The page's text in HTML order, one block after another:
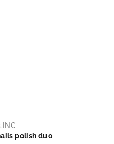
polish duo